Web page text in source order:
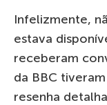
Infelizmente,
estava
receberam
da BBC
resenha